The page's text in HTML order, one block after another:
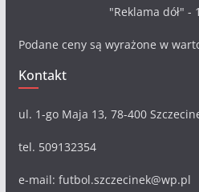
"Reklama dół" -
Podane ceny są wyrażone w
Kontakt
ul. 1-go Maja 13, 78-400
tel. 509132354
e-mail: futbol.szczecinek@wp.pl